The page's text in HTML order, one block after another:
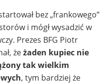
bez „frankowego”
i mógł wysadzić w
Prezes BFG Piotr
żeżaden kupiec nie
tak wielkim
, tym bardziej że